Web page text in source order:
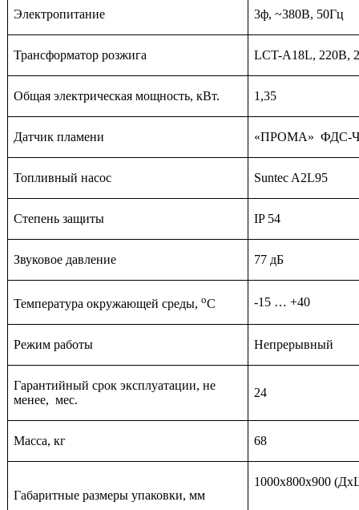
Электропитание 3ф, ~380В, 50Гц
Трансформатор розжига LCT-A18L, 220В,
Общая электрическая мощность, кВт. 1,35
Датчик пламени «ПРОМА» ФДС-
Топливный насос Suntec A2L95
Степень защиты IP 54
Звуковое давление 77 дБ
Температура окружающей среды,оС -15 … +40
Режим работы Непрерывный
Гарантийный срок эксплуатации, не
менее, мес.
24
Масса, кг 68
Габаритные размеры упаковки, мм
1000х800х900